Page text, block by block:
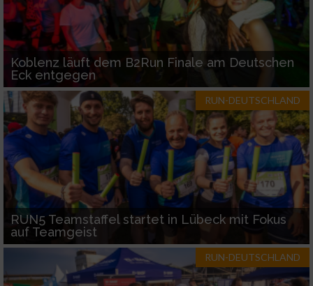
Koblenz läuft dem B2Run Finale am Deutschen
Eck entgegen
RUN-DEUTSCHLAND
RUN5 Teamstaffel startet in Lübeck mit Fokus
auf Teamgeist
RUN-DEUTSCHLAND